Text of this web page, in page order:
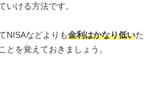
いける方法です。
NISAなどよりも金利はかなり低いた
とを覚えておきましょう。